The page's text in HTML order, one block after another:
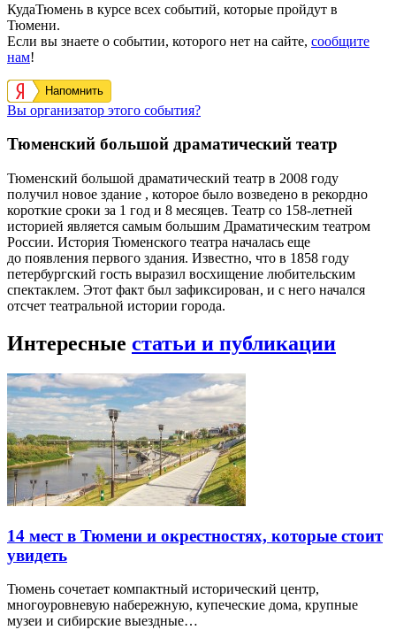
КудаТюмень в курсе всех событий, которые пройдут в
Тюмени.
Если вы знаете о событии, которого нет на сайте, сообщите
нам!
Напомнить
Вы организатор этого события?
Тюменский большой драматический театр
Тюменский большой драматический театр в 2008 году
получил новое здание , которое было возведено в рекордно
короткие сроки за 1 год и 8 месяцев. Театр со 158-летней
историей является самым большим Драматическим театром
России. История Тюменского театра началась еще
до появления первого здания. Известно, что в 1858 году
петербургский гость выразил восхищение любительским
спектаклем. Этот факт был зафиксирован, и с него начался
отсчет театральной истории города.
Интересные статьи и публикации
14 мест в Тюмени и окрестностях, которые стоит
увидеть
Тюмень сочетает компактный исторический центр,
многоуровневую набережную, купеческие дома, крупные
музеи и сибирские выездные…